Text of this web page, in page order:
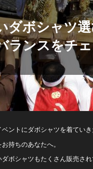
ダボシャツ
ランスをチ
ベントにダボシャツを着てい
持ちのあなたへ。
ダボシャツもたくさん販売さ